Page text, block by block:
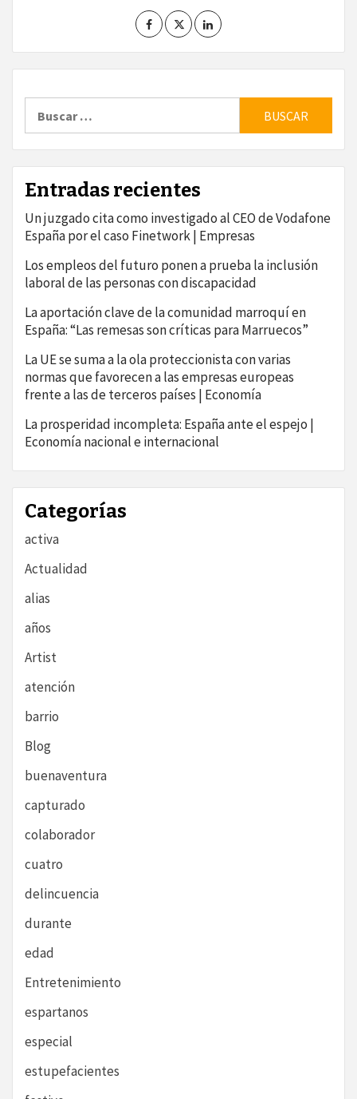
Entradas recientes
Un juzgado cita como investigado al CEO de Vodafone
España por el caso Finetwork | Empresas
Los empleos del futuro ponen a prueba la inclusión
laboral de las personas con discapacidad
La aportación clave de la comunidad marroquí en
España: “Las remesas son críticas para Marruecos”
La UE se suma a la ola proteccionista con varias
normas que favorecen a las empresas europeas
frente a las de terceros países | Economía
La prosperidad incompleta: España ante el espejo |
Economía nacional e internacional
Categorías
activa
Actualidad
alias
años
Artist
atención
barrio
Blog
buenaventura
capturado
colaborador
cuatro
delincuencia
durante
edad
Entretenimiento
espartanos
especial
estupefacientes